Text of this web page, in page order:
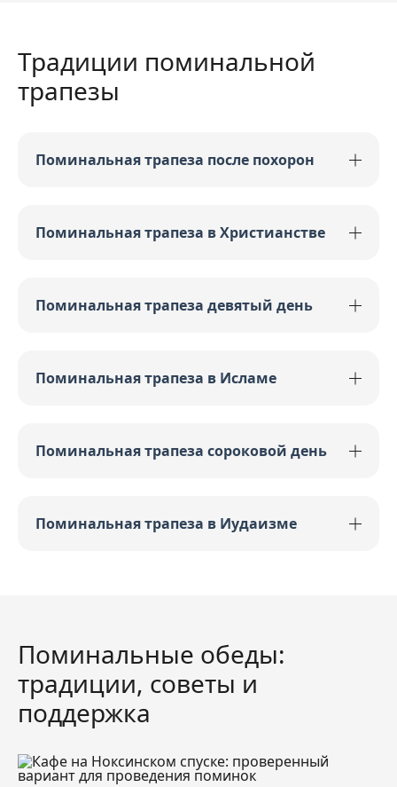
Традиции поминальной
трапезы
Поминальная трапеза после похорон
Поминальная трапеза в Христианстве
Поминальная трапеза девятый день
Поминальная трапеза в Исламе
Поминальная трапеза сороковой день
Поминальная трапеза в Иудаизме
Поминальные обеды:
традиции, советы и
поддержка